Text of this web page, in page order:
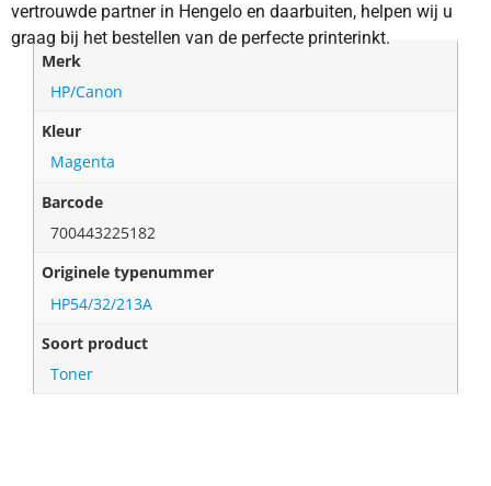
vertrouwde partner in Hengelo en daarbuiten, helpen wij u
graag bij het bestellen van de perfecte printerinkt.
Merk
HP/Canon
Kleur
Magenta
Barcode
700443225182
Originele typenummer
HP54/32/213A
Soort product
Toner